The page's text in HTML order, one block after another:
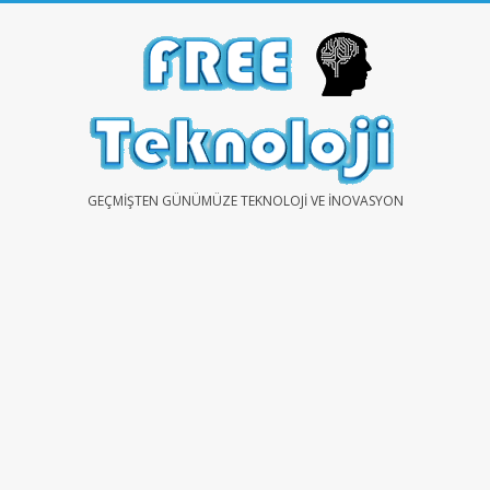
FREEGEÇMIŞTEN GÜNÜMÜZE TEKNOLOJI VE İNOVASYON